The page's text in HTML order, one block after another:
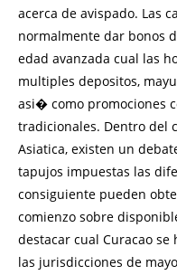
acerca de avispado. Las
normalmente dar bonos
edad avanzada cual las
multiples depositos,
asi� como promociones
tradicionales. Dentro del
Asiatica, existen un
tapujos impuestas las
consiguiente pueden
comienzo sobre
destacar cual Curacao
las jurisdicciones de